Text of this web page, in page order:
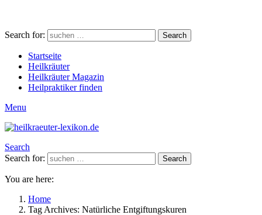
Search for: Search
Startseite
Heilkräuter
Heilkräuter Magazin
Heilpraktiker finden
Menu
Search
Search for:
Search
You are here:
Home
Tag Archives: Natürliche Entgiftungskuren